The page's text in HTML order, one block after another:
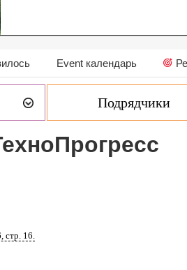
Event календарь
Подрядчики
стр. 16.